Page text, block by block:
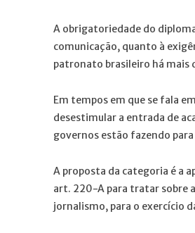
A obrigatoriedade do
comunicação, quanto à
patronato brasileiro há mais
Em tempos em que se fala
desestimular a entrada de
governos estão fazendo
A proposta da categoria é a
art. 220-A para tratar sobre
jornalismo, para o exercício